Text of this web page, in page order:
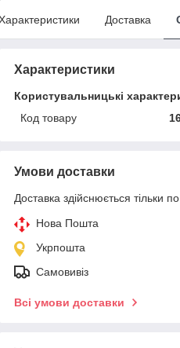
Доставка
Характеристики
Користувальницькі
Код товару
Умови доставки
Доставка здійснюється тільки
Нова Пошта
Укрпошта
Самовивіз
Всі умови доставки